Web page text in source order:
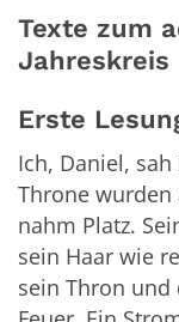
Texte zum
Jahreskreis
Erste
Ich, Daniel,
Throne
nahm Platz.
sein Haar wie
sein Thron und